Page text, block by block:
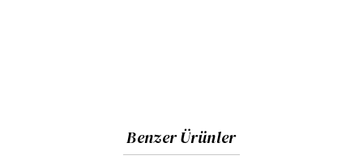
Benzer Ürünler